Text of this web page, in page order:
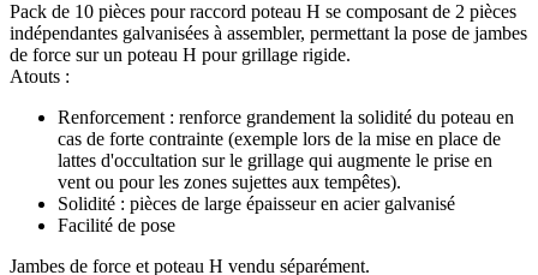
Pack de 10 pièces pour raccord poteau H se composant de 2 pièces
indépendantes galvanisées à assembler, permettant la pose de jambes
de force sur un poteau H pour grillage rigide.
Atouts :
Renforcement : renforce grandement la solidité du poteau en
cas de forte contrainte (exemple lors de la mise en place de
lattes d'occultation sur le grillage qui augmente le prise en
vent ou pour les zones sujettes aux tempêtes).
Solidité : pièces de large épaisseur en acier galvanisé
Facilité de pose
Jambes de force et poteau H vendu séparément.